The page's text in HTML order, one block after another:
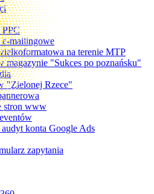
PPC
e-mailingowe
na terenie MTP
magazynie "Sukces po poznańsku"
"Zielonej Rzece"
stron www
audyt konta Google Ads
zapytania